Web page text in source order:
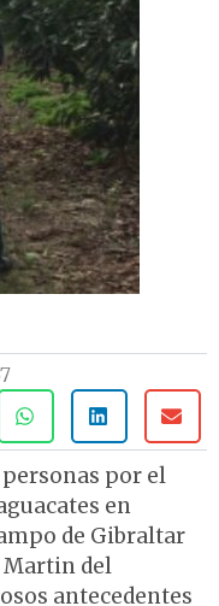
por el
en
de Gibraltar
Martin del
antecedentes